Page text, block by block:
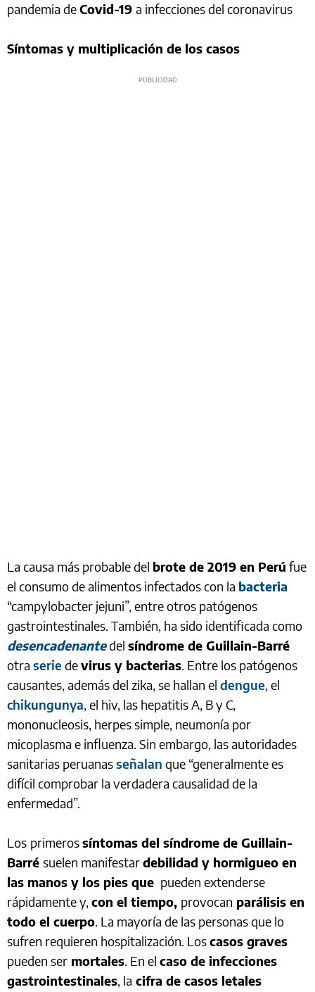
pandemia deCovid-19 a infecciones del coronavirus
Síntomas y multiplicación de los casos
La causa más probable del brote de 2019 en Perú fue
el consumo de alimentos infectados con la bacteria
“campylobacter jejuni”, entre otros patógenos
gastrointestinales. También, ha sido identificada como
desencadenantedel síndrome de Guillain-Barré
otra seriedevirus y bacterias. Entre los patógenos
causantes, además del zika, se hallan el dengue, el
chikungunya, el hiv, las hepatitis A, B y C,
mononucleosis, herpes simple, neumonía por
micoplasma e influenza. Sin embargo, las autoridades
sanitarias peruanasseñalan que “generalmente es
difícil comprobar la verdadera causalidad de la
enfermedad”.
Los primerossíntomas del síndrome de Guillain-
Barré suelen manifestardebilidad y hormigueo en
las manos y los pies que pueden extenderse
rápidamente y, con el tiempo, provocan parálisis en
todo el cuerpo. La mayoría de las personas que lo
sufren requieren hospitalización. Loscasos graves
pueden ser mortales. En el caso de infecciones
gastrointestinales, la cifra de casos letales